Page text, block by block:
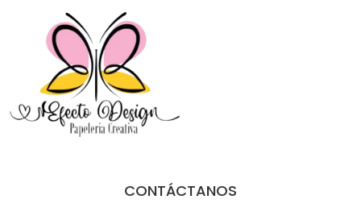
CONTÁCTANOS